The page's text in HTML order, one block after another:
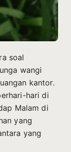
soal
wangi
kantor.
hari di
Malam di
yang
yang